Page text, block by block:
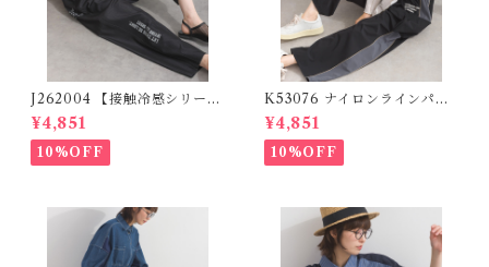
J262004 【接触冷感シリー
ズ】 ツイルワーク風ロゴパン
ツ / Cool Touch Twill Work
Logo Pants (残りわずか)
¥4,851
10%OFF
K53076 ナイロンラインパン
ツ / Nylon Line Pants (残り
わずか)
¥4,851
10%OFF